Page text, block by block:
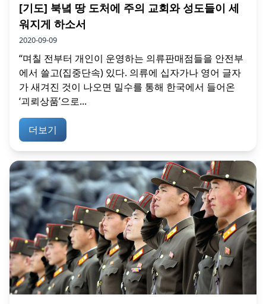
[기도] 북녘 땅 도처에 주의 교회와 성도들이 세
워지게 하소서
2020-09-09
“며칠 전부터 개인이 운영하는 의류판매점들을 안전부
에서 쓸고(집중단속) 있다. 의류에 십자가나 영어 글자
가 새겨진 것이 나오면 밀수를 통해 한국에서 들어온
‘괴뢰상품’으로...
더보기